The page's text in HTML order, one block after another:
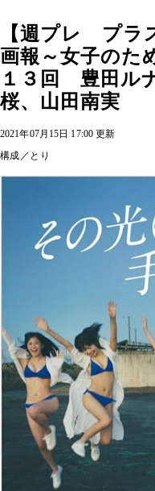
【週プレ プラ
画報～女子のた
１３回 豊田ル
桜、山田南実
2021年07月15日 17:00 更新
構成／とり